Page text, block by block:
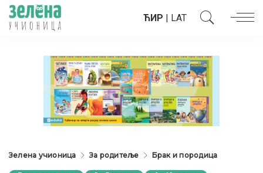
ЋИР | LAT
Зелена учионица За родитеље Брак и породица